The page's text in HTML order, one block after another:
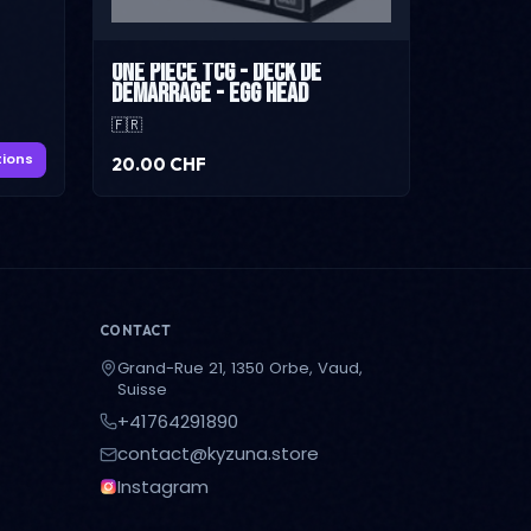
One Piece TCG - Deck de
demarrage - Egg Head
🇫🇷
20.00 CHF
CONTACT
Grand-Rue 21, 1350 Orbe, Vaud,
Suisse
+41764291890
contact@kyzuna.store
Instagram